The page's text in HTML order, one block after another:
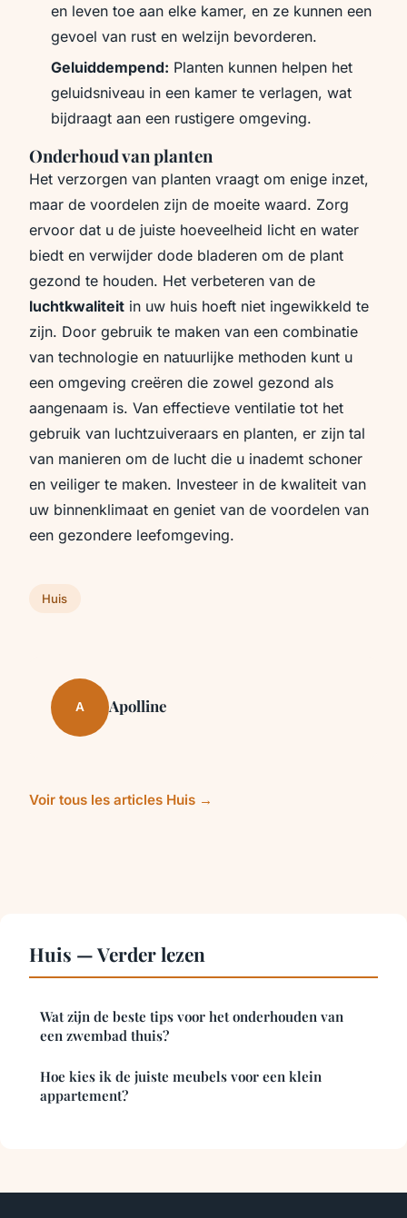
en leven toe aan elke kamer, en ze kunnen een
gevoel van rust en welzijn bevorderen.
Geluiddempend: Planten kunnen helpen het
geluidsniveau in een kamer te verlagen, wat
bijdraagt aan een rustigere omgeving.
Onderhoud van planten
Het verzorgen van planten vraagt om enige inzet,
maar de voordelen zijn de moeite waard. Zorg
ervoor dat u de juiste hoeveelheid licht en water
biedt en verwijder dode bladeren om de plant
gezond te houden. Het verbeteren van de
luchtkwaliteit in uw huis hoeft niet ingewikkeld te
zijn. Door gebruik te maken van een combinatie
van technologie en natuurlijke methoden kunt u
een omgeving creëren die zowel gezond als
aangenaam is. Van effectieve ventilatie tot het
gebruik van luchtzuiveraars en planten, er zijn tal
van manieren om de lucht die u inademt schoner
en veiliger te maken. Investeer in de kwaliteit van
uw binnenklimaat en geniet van de voordelen van
een gezondere leefomgeving.
Huis
A Apolline
Voir tous les articles Huis →
Huis — Verder lezen
Wat zijn de beste tips voor het onderhouden van
een zwembad thuis?
Hoe kies ik de juiste meubels voor een klein
appartement?